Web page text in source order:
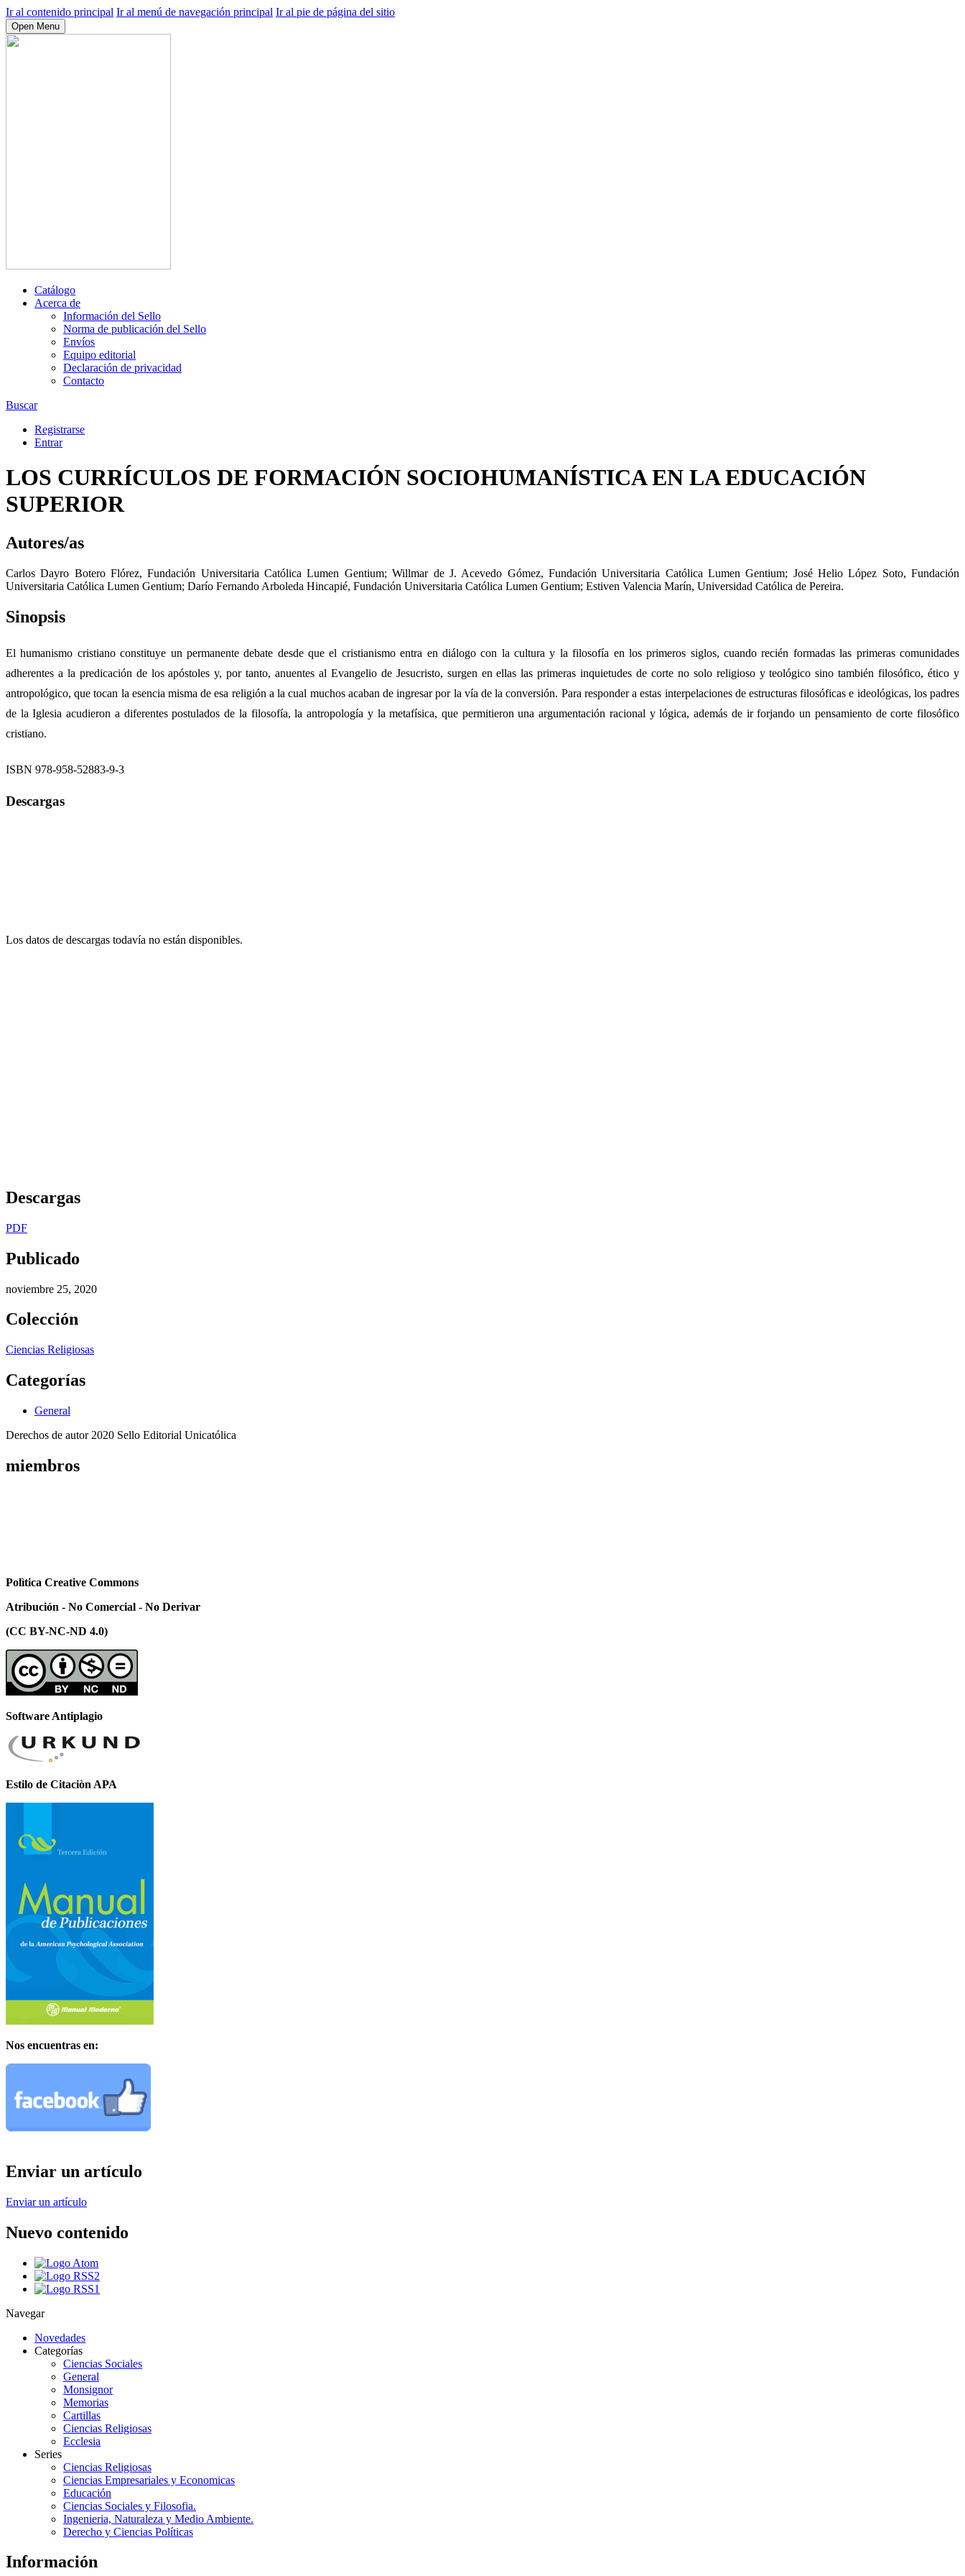
Ir al contenido principal Ir al menú de navegación principal Ir al pie de página del sitio
Open Menu
Catálogo
Acerca de
Información del Sello
Norma de publicación del Sello
Envíos
Equipo editorial
Declaración de privacidad
Contacto
Buscar
Registrarse
Entrar
LOS CURRÍCULOS DE FORMACIÓN SOCIOHUMANÍSTICA EN LA EDUCACIÓN
SUPERIOR
Autores/as
Carlos Dayro Botero Flórez,Fundación Universitaria Católica Lumen Gentium;Willmar de J. Acevedo Gómez, Fundación Universitaria Católica Lumen Gentium; José Helio López Soto,Fundación
Universitaria Católica Lumen Gentium; Darío Fernando Arboleda Hincapié, Fundación Universitaria Católica Lumen Gentium; Estiven Valencia Marín, Universidad Católica de Pereira.
Sinopsis
El humanismo cristiano constituye un permanente debate desde que el cristianismo entra en diálogo con la cultura y la filosofía en los primeros siglos, cuando recién formadas las primeras comunidades
adherentes a la predicación de los apóstoles y, por tanto, anuentes al Evangelio de Jesucristo, surgen en ellas las primeras inquietudes de corte no solo religioso y teológico sino también filosófico, ético y
antropológico, que tocan la esencia misma de esa religión a la cual muchos acaban de ingresar por la vía de la conversión. Para responder a estas interpelaciones de estructuras filosóficas e ideológicas, los padres
de la Iglesia acudieron a diferentes postulados de la filosofía, la antropología y la metafísica, que permitieron una argumentación racional y lógica, además de ir forjando un pensamiento de corte filosófico
cristiano.
ISBN 978-958-52883-9-3
Descargas
Los datos de descargas todavía no están disponibles.
Descargas
PDF
Publicado
noviembre 25, 2020
Colección
Ciencias Religiosas
Categorías
General
Derechos de autor 2020 Sello Editorial Unicatólica
miembros
Polìtica Creative Commons
Atribución - No Comercial - No Derivar
(CC BY-NC-ND 4.0)
Software Antiplagio
Estilo de Citaciòn APA
Nos encuentras en:
Enviar un artículo
Enviar un artículo
Nuevo contenido
Navegar
Novedades
Categorías
Ciencias Sociales
General
Monsignor
Memorias
Cartillas
Ciencias Religiosas
Ecclesia
Series
Ciencias Religiosas
Ciencias Empresariales y Economicas
Educación
Ciencias Sociales y Filosofia.
Ingenieria, Naturaleza y Medio Ambiente.
Derecho y Ciencias Políticas
Información